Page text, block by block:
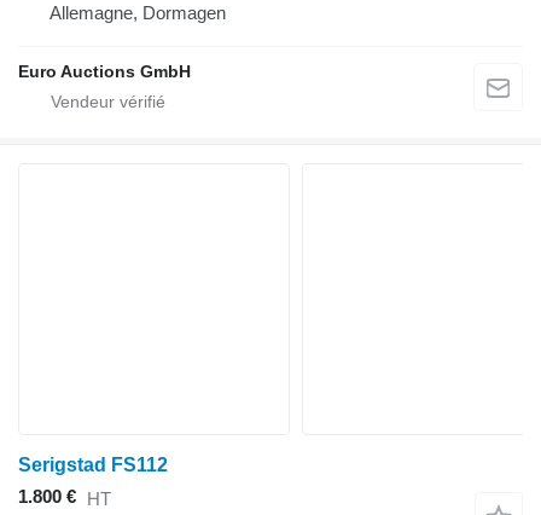
Allemagne, Dormagen
Euro Auctions GmbH
Serigstad FS112
1.800 € HT